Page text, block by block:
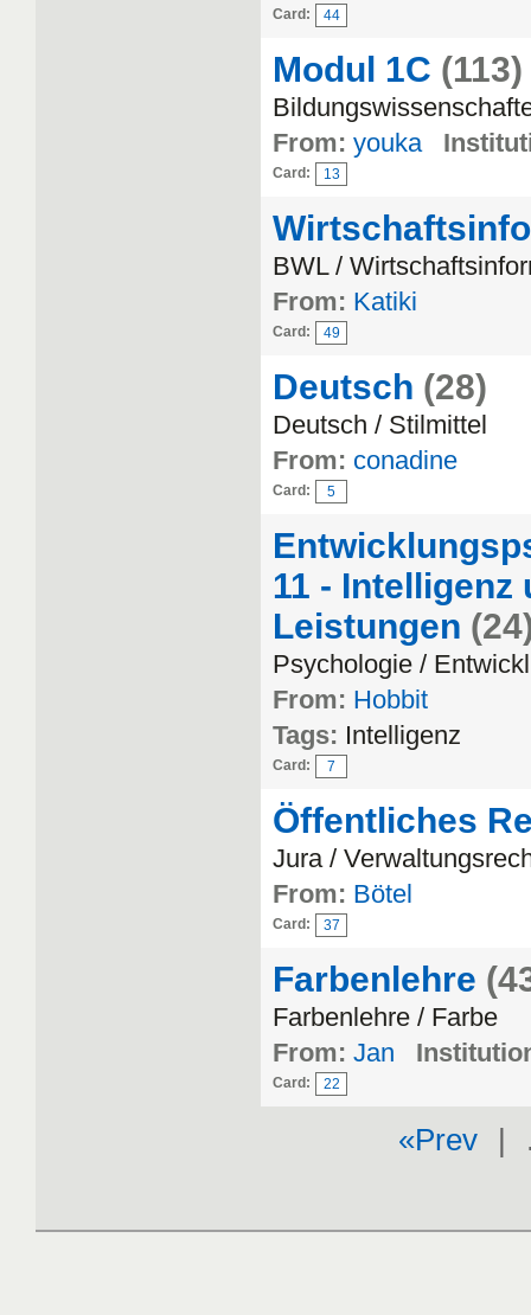
Card: 44
Modul 1C (113)
From: youka
Card: 13
BWL /
From: Katiki
Card: 49
Deutsch (28)
Deutsch / Stilmittel
From: conadine
Card: 5
11 -
Leistungen
Psychologie /
From: Hobbit
Tags: Intelligenz
Card: 7
Öffentliches
Jura /
From: Bötel
Card: 37
Farbenlehre
Farbenlehre / Farbe
From: Jan
Card: 22
«Prev |